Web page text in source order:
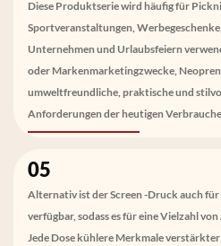
Diese Produktserie wird häufig für
Sportveranstaltungen,
Unternehmen und Urlaubsfeiern
oder Markenmarketingzwecke,
umweltfreundliche, praktische und
Anforderungen der heutigen
05
Alternativ ist der Screen -Druck auch für
verfügbar, sodass es für eine Vielzahl
Jede Dose kühlere Merkmale